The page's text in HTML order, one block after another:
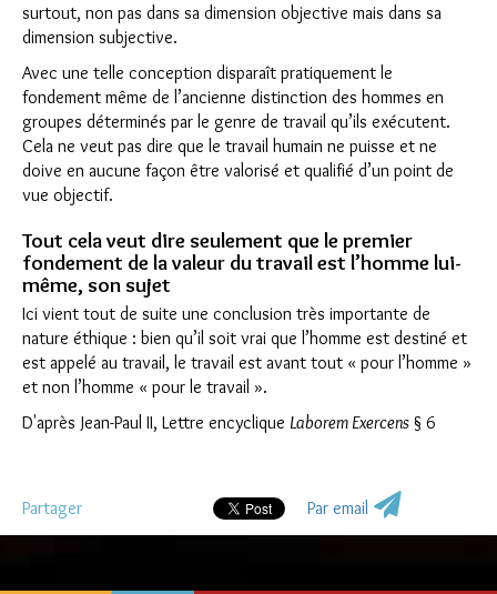
surtout, non pas dans sa dimension objective mais dans sa
dimension subjective.
Avec une telle conception disparaît pratiquement le
fondement même de l’ancienne distinction des hommes en
groupes déterminés par le genre de travail qu’ils exécutent.
Cela ne veut pas dire que le travail humain ne puisse et ne
doive en aucune façon être valorisé et qualifié d’un point de
vue objectif.
Tout cela veut dire seulement que le premier
fondement de la valeur du travail est l’homme lui-
même, son sujet
Ici vient tout de suite une conclusion très importante de
nature éthique : bien qu’il soit vrai que l’homme est destiné et
est appelé au travail, le travail est avant tout « pour l’homme »
et non l’homme « pour le travail ».
D'après Jean-Paul II, Lettre encyclique Laborem Exercens § 6
Partager Par email